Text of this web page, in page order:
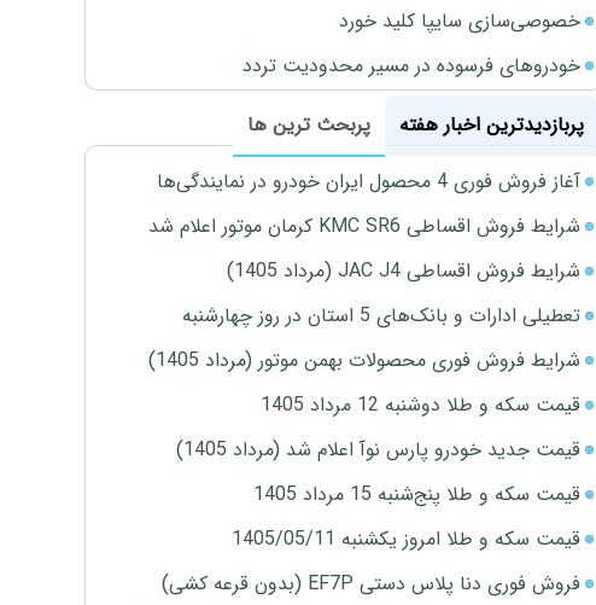
خصوصی‌سازی سایپا کلید خورد
خودروهای فرسوده در مسیر محدودیت تردد
پربازدیدترین اخبار هفته
پربحث ترین ها
آغاز فروش فوری 4 محصول ایران خودرو در نمایندگی‌ها
شرایط فروش اقساطی KMC SR6 کرمان موتور اعلام شد
شرایط فروش اقساطی JAC J4 (مرداد 1405)
تعطیلی ادارات و بانک‌های 5 استان در روز چهارشنبه
شرایط فروش فوری محصولات بهمن موتور (مرداد 1405)
قیمت سکه و طلا دوشنبه 12 مرداد 1405
قیمت جدید خودرو پارس نوآ اعلام شد (مرداد 1405)
قیمت سکه و طلا پنج‌شنبه 15 مرداد 1405
قیمت سکه و طلا امروز یکشنبه 1405/05/11
فروش فوری دنا پلاس دستی EF7P (بدون قرعه کشی)